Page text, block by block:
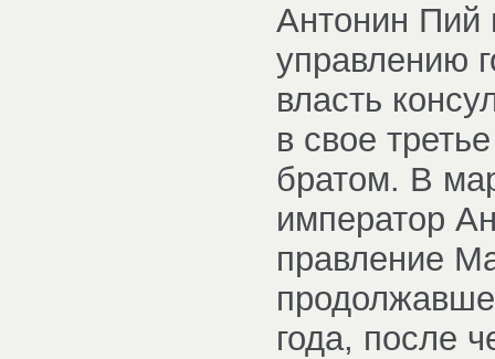
Антонин Пий
управлению
власть
в свое
братом. В
император
правление
года, после